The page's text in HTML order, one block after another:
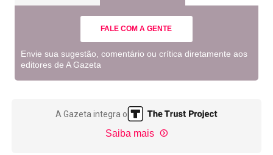
FALE COM A GENTE
Envie sua sugestão, comentário ou crítica diretamente aos
editores de A Gazeta
A Gazeta integra o
Saiba mais